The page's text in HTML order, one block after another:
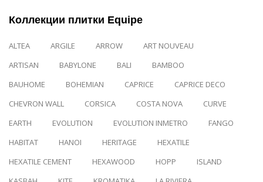
Коллекции плитки Equipe
ALTEA ARGILE ARROW
ART NOUVEAU
ARTISAN
BABYLONE BALI
BAMBOO
BAUHOME
BOHEMIAN CAPRICE
CAPRICE DECO
CHEVRON WALL
CORSICA COSTA NOVA
CURVE
EARTH
EVOLUTION EVOLUTION INMETRO
FANGO
HABITAT
HANOI HERITAGE
HEXATILE
HEXATILE CEMENT
HEXAWOOD HOPP
ISLAND